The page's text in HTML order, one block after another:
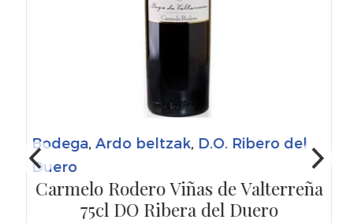
Bodega, Ardo beltzak, D.O. Ribero del
Duero
Carmelo Rodero Viñas de Valterreña
75cl DO Ribera del Duero